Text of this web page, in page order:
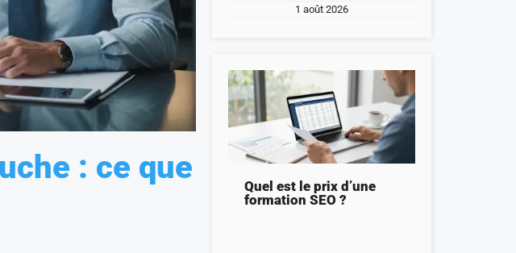
: ce que
1 août 2026
Quel est le prix d’une
formation SEO ?